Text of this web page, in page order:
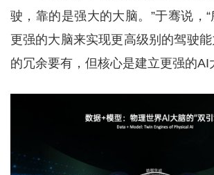
驶，靠的是强大的大脑。”于骞说，
更强的大脑来实现更高级别的驾驶
的冗余要有，但核心是建立更强的AI